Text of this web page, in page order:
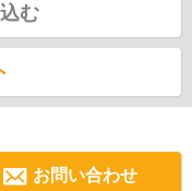
む
お問い合わせ